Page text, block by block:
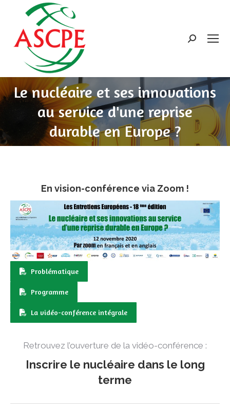
Search:
Le nucléaire et ses innovations
au service d'une reprise
durable en Europe ?
En vision-conférence via Zoom !
Problématique
Programme
La vidéo-conférence intégrale
Retrouvez l’ouverture de la vidéo-conférence :
Inscrire le nucléaire dans le long
terme